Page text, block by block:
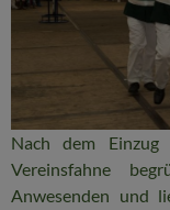
Nach dem
Vereinsfahne
Anwesenden und